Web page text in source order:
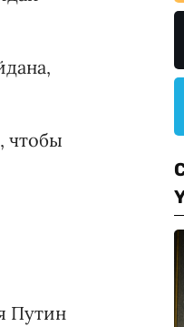
чтобы
Путин